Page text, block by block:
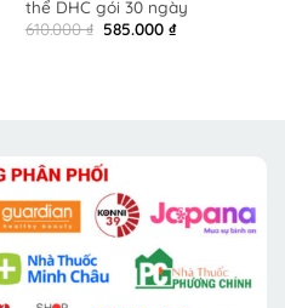
thể DHC gói 30 ngày
610.000₫ Original
585.000 ₫Current